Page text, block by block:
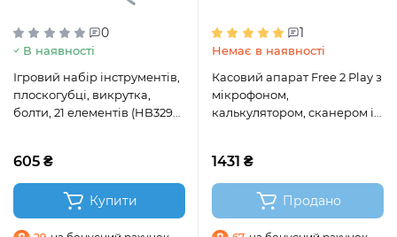
0
В наявності
Ігровий набір інструментів,
плоскогубці, викрутка,
болти, 21 елементів (HB3299-
605 ₴
Купити
1
Немає в наявності
Касовий апарат Free 2 Play з
мікрофоном,
калькулятором, сканером і
1431 ₴
Продано